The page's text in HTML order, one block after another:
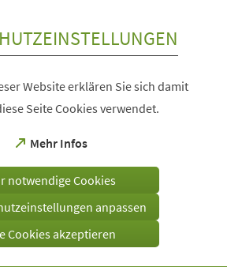
Website erklären Sie sich damit
Seite Cookies verwendet.
Mehr Infos
(Öffnet
einem
Tab)
notwendige Cookies
anpassen
Cookies akzeptieren